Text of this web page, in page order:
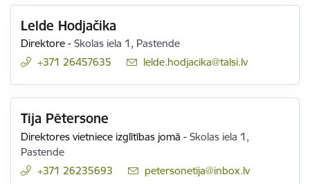
Lelde Hodjačika
Direktore -Skolas iela 1, Pastende
+371 26457635
E-pasts:
lelde.hodjacika@talsi.lv
Tija Pētersone
Direktores vietniece izglītības jomā -Skolas iela 1,
Pastende
+371 26235693
E-pasts:
petersonetija@inbox.lv